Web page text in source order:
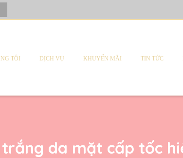
TÔI DỊCH VỤ KHUYẾN MÃI TIN TỨC
da mặt cấp tốc